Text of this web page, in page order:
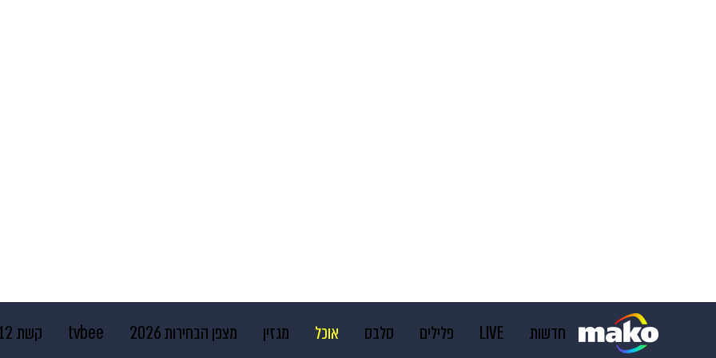
חדשות LIVE פלילים סלבס אוכל מגזין מצפן הבחירות 2026 tvbee קשת 12